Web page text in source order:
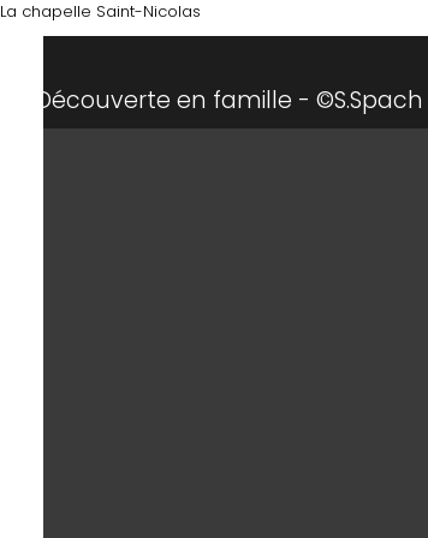
La chapelle Saint-Nicolas
Découverte en famille - ©S.Spach